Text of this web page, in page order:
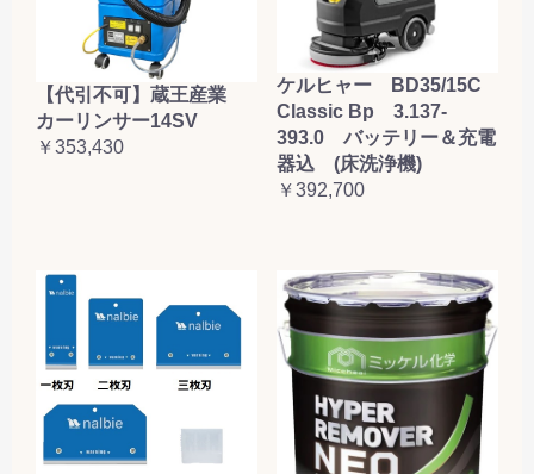
【代引不可】蔵王産業
カーリンサー14SV
￥353,430
ケルヒャー BD35/15C
Classic Bp 3.137-
393.0 バッテリー＆充電
器込 (床洗浄機)
￥392,700